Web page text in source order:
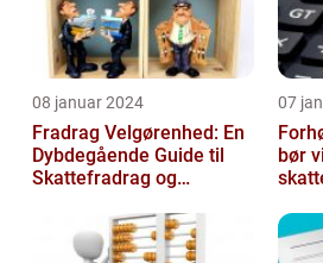
08 januar 2024
Fradrag Velgørenhed: En
Dybdegående Guide til
Skattefradrag og
07
bør